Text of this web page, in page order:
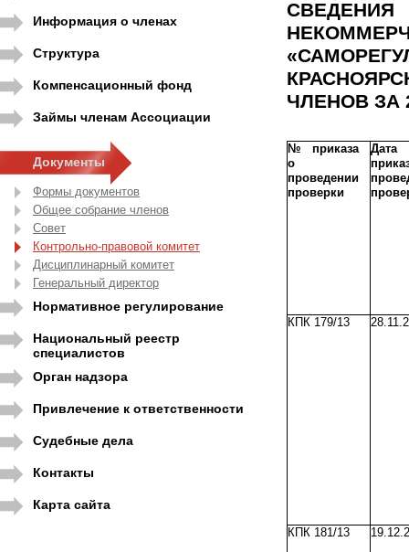
Информация о членах
Структура
Компенсационный фонд
Займы членам Ассоциации
Документы
Формы документов
Общее собрание членов
Совет
Контрольно-правовой комитет
Дисциплинарный комитет
Генеральный директор
Нормативное регулирование
Национальный реестр
специалистов
Орган надзора
Привлечение к ответственности
Судебные дела
Контакты
Карта сайта
ЧЛЕНОВ ЗА
№ приказа
о
проведении
проверки
Дата
КПК 179/13
КПК 181/13